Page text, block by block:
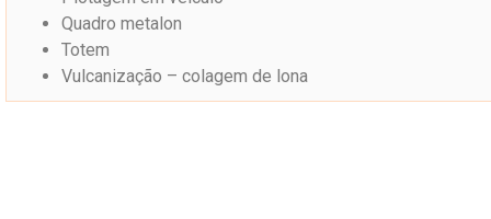
Quadro metalon
Totem
Vulcanização – colagem de lona